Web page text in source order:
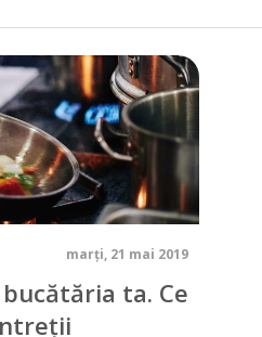
ta. Ce
marți, 21 mai 2019